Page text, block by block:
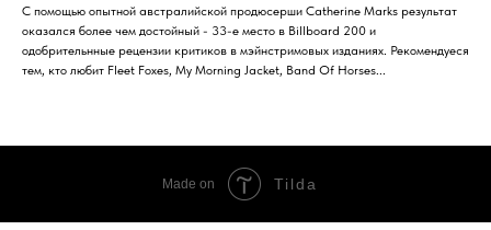
С помощью опытной австралийской продюсерши Catherine Marks результат
оказался более чем достойный - 33-е меcто в Billboard 200 и
одобрительнные рецензии критиков в мэйнстримовых изданиях. Рекомендуеся
тем, кто любит Fleet Foxes, My Morning Jacket, Band Of Horses...
Made on Tilda